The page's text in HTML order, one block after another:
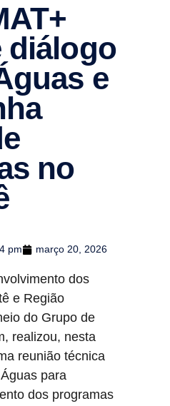
diálogo
e
no
pm março 20, 2026
dos
e Região
do Grupo de
realizou, nesta
reunião técnica
para
dos programas